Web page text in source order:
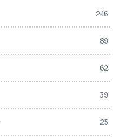
246
89
62
39
25